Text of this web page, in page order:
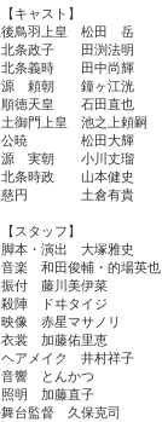
【キャスト】
後鳥羽上皇 松田 岳
北条政子 田渕法明
北条義時 田中尚輝
源 頼朝 鐘ヶ江洸
順徳天皇 石田直也
土御門上皇 池之上頼嗣
公暁 松田大輝
源 実朝 小川丈瑠
北条時政 山本健史
慈円 土倉有貴
【スタッフ】
脚本・演出 大塚雅史
音楽 和田俊輔・的場英也
振付 藤川美伊菜
殺陣 ドヰタイジ
映像 赤星マサノリ
衣裳 加藤佑里恵
ヘアメイク 井村祥子
音響 とんかつ
照明 加藤直子
舞台監督 久保克司